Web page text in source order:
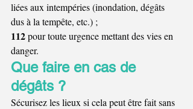
liées aux intempéries (inondation, dégâts
dus à la tempête, etc.) ;
112 pour toute urgence mettant des vies en
danger.
Que faire en cas de
dégâts ?
Sécurisez les lieux si cela peut être fait sans